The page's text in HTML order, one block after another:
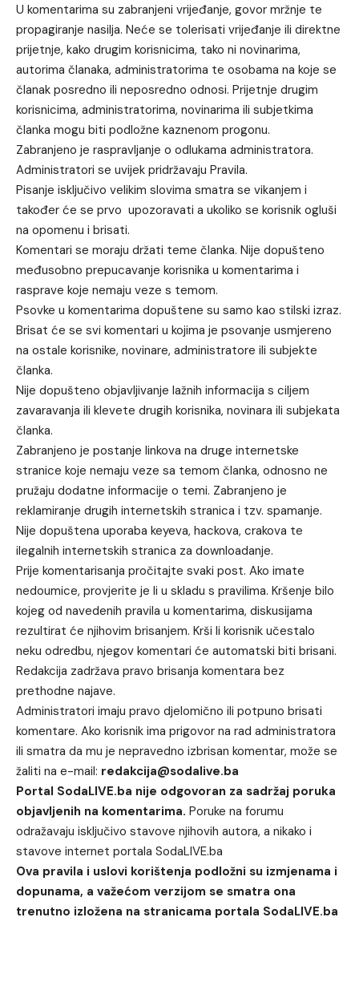
U komentarima su zabranjeni vrijeđanje, govor mržnje te
propagiranje nasilja. Neće se tolerisati vrijeđanje ili direktne
prijetnje, kako drugim korisnicima, tako ni novinarima,
autorima članaka, administratorima te osobama na koje se
članak posredno ili neposredno odnosi. Prijetnje drugim
korisnicima, administratorima, novinarima ili subjetkima
članka mogu biti podložne kaznenom progonu.
Zabranjeno je raspravljanje o odlukama administratora.
Administratori se uvijek pridržavaju Pravila.
Pisanje isključivo velikim slovima smatra se vikanjem i
također će se prvo upozoravati a ukoliko se korisnik ogluši
na opomenu i brisati.
Komentari se moraju držati teme članka. Nije dopušteno
međusobno prepucavanje korisnika u komentarima i
rasprave koje nemaju veze s temom.
Psovke u komentarima dopuštene su samo kao stilski izraz.
Brisat će se svi komentari u kojima je psovanje usmjereno
na ostale korisnike, novinare, administratore ili subjekte
članka.
Nije dopušteno objavljivanje lažnih informacija s ciljem
zavaravanja ili klevete drugih korisnika, novinara ili subjekata
članka.
Zabranjeno je postanje linkova na druge internetske
stranice koje nemaju veze sa temom članka, odnosno ne
pružaju dodatne informacije o temi. Zabranjeno je
reklamiranje drugih internetskih stranica i tzv. spamanje.
Nije dopuštena uporaba keyeva, hackova, crakova te
ilegalnih internetskih stranica za downloadanje.
Prije komentarisanja pročitajte svaki post. Ako imate
nedoumice, provjerite je li u skladu s pravilima. Kršenje bilo
kojeg od navedenih pravila u komentarima, diskusijama
rezultirat će njihovim brisanjem. Krši li korisnik učestalo
neku odredbu, njegov komentari će automatski biti brisani.
Redakcija zadržava pravo brisanja komentara bez
prethodne najave.
Administratori imaju pravo djelomično ili potpuno brisati
komentare. Ako korisnik ima prigovor na rad administratora
ili smatra da mu je nepravedno izbrisan komentar, može se
žaliti na e-mail: redakcija@sodalive.ba
Portal SodaLIVE.ba nije odgovoran za sadržaj poruka
objavljenih na komentarima. Poruke na forumu
odražavaju isključivo stavove njihovih autora, a nikako i
stavove internet portala SodaLIVE.ba
Ova pravila i uslovi korištenja podložni su izmjenama i
dopunama, a važećom verzijom se smatra ona
trenutno izložena na stranicama portala SodaLIVE.ba